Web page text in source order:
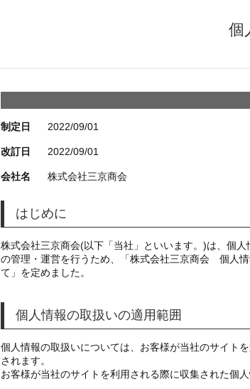
個
制定日 2022/09/01
改訂日 2022/09/01
会社名 株式会社三京商会
はじめに
株式会社三京商会(以下「当社」といいます。)は、個
の管理・運営を行うため、「株式会社三京商会 個人
て」を定めました。
個人情報の取扱いの適用範囲
個人情報の取扱いについては、お客様が当社のサイト
されます。
お客様が当社のサイトを利用される際に収集された個